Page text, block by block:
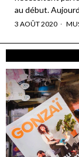
au début.
3 AOÛT 2020